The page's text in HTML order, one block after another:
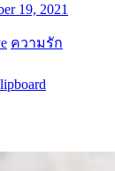
19, 2021
ความรัก